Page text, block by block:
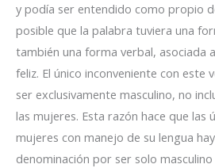
y podía ser entendido como propio
posible que la palabra tuviera una
también una forma verbal, asociada
feliz. El único inconveniente con este
ser exclusivamente masculino, no
las mujeres. Esta razón hace que las
mujeres con manejo de su lengua
denominación por ser solo